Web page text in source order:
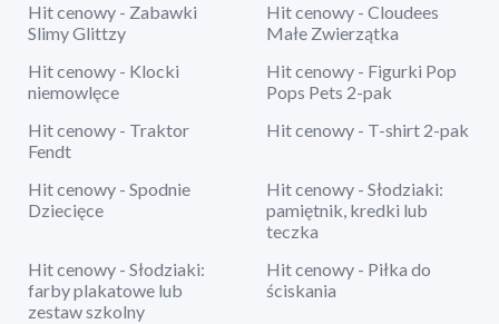
Hit cenowy - Zabawki
Slimy Glittzy
Hit cenowy - Cloudees
Małe Zwierzątka
Hit cenowy - Klocki
niemowlęce
Hit cenowy - Figurki Pop
Pops Pets 2-pak
Hit cenowy - Traktor
Fendt
Hit cenowy - T-shirt 2-pak
Hit cenowy - Spodnie
Dziecięce
Hit cenowy - Słodziaki:
pamiętnik, kredki lub
teczka
Hit cenowy - Słodziaki:
farby plakatowe lub
zestaw szkolny
Hit cenowy - Piłka do
ściskania